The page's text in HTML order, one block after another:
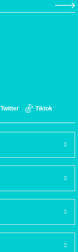
Twitter Tiktok